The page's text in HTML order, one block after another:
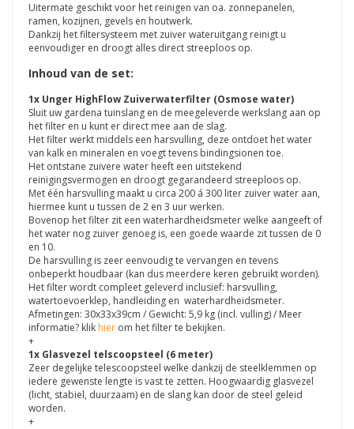
Uitermate geschikt voor het reinigen van oa. zonnepanelen,
ramen, kozijnen, gevels en houtwerk.
Dankzij het filtersysteem met zuiver wateruitgang reinigt u
eenvoudiger en droogt alles direct streeploos op.
Inhoud van de set:
1x Unger HighFlow Zuiverwaterfilter (Osmose water)
Sluit uw gardena tuinslang en de meegeleverde werkslang aan op
het filter en u kunt er direct mee aan de slag.
Het filter werkt middels een harsvulling, deze ontdoet het water
van kalk en mineralen en voegt tevens bindingsionen toe.
Het ontstane zuivere water heeft een uitstekend
reinigingsvermogen en droogt gegarandeerd streeploos op.
Met één harsvulling maakt u circa 200 á 300 liter zuiver water aan,
hiermee kunt u tussen de 2 en 3 uur werken.
Bovenop het filter zit een waterhardheidsmeter welke aangeeft of
het water nog zuiver genoeg is, een goede waarde zit tussen de 0
en 10.
De harsvulling is zeer eenvoudig te vervangen en tevens
onbeperkt houdbaar (kan dus meerdere keren gebruikt worden).
Het filter wordt compleet geleverd inclusief: harsvulling,
watertoevoerklep, handleiding en waterhardheidsmeter.
Afmetingen: 30x33x39cm / Gewicht: 5,9 kg (incl. vulling) / Meer
informatie? klik hier om het filter te bekijken.
+
1x Glasvezel telscoopsteel (6 meter)
Zeer degelijke telescoopsteel welke dankzij de steelklemmen op
iedere gewenste lengte is vast te zetten. Hoogwaardig glasvezel
(licht, stabiel, duurzaam) en de slang kan door de steel geleid
worden.
+